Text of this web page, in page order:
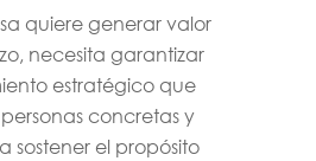
quiere generar valor
necesita garantizar
estratégico que
concretas y
sostener el propósito